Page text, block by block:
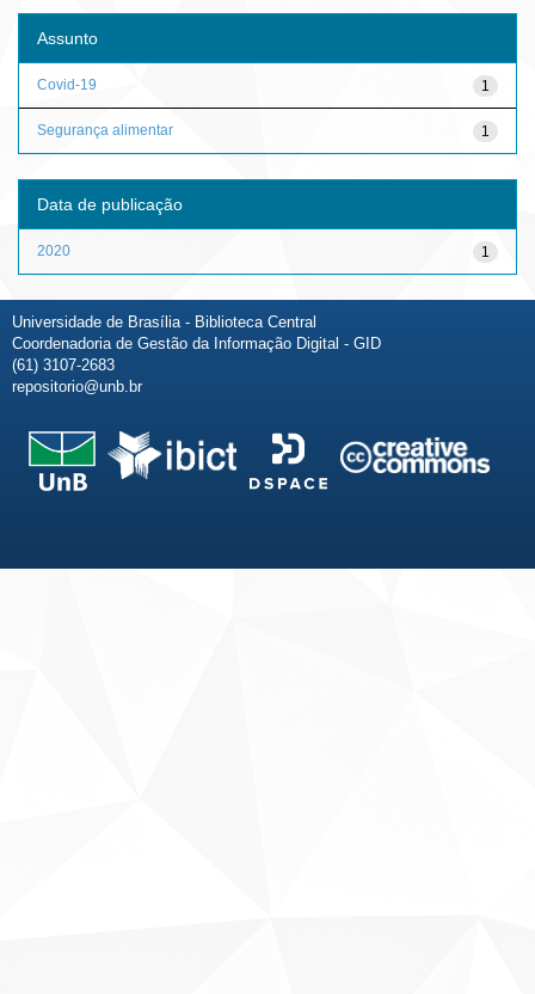
Assunto
1
Covid-19
1
Segurança alimentar
Data de publicação
1
2020
Universidade de Brasília - Biblioteca Central
Coordenadoria de Gestão da Informação Digital - GID
(61) 3107-2683
repositorio@unb.br